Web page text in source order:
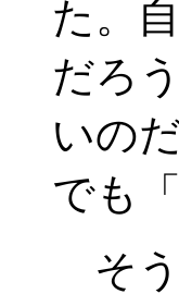
た。
だろ
いの
でも
そう